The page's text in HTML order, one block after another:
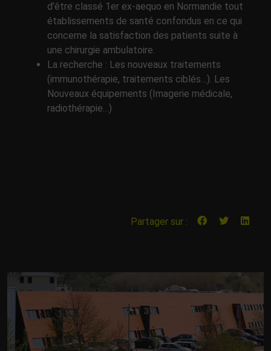
d’être classé 1er ex-aequo en Normandie tout
établissements de santé confondus en ce qui
concerne la satisfaction des patients suite à
une chirurgie ambulatoire.
La recherche : Les nouveaux traitements
(immunothérapie, traitements ciblés…). Les
Nouveaux équipements (Imagerie médicale,
radiothérapie…)
Partager sur :